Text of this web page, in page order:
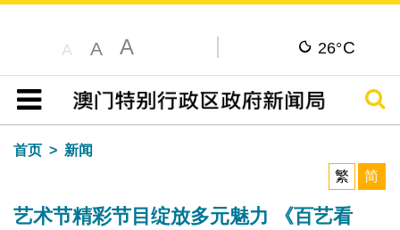
A A A 26°C
目录
搜寻
首页
新闻
繁
简
艺术节精彩节目绽放多元魅力 《百艺看